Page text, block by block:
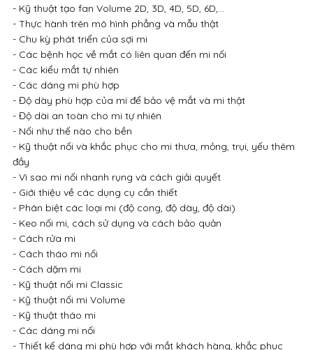
- Kỹ thuật tạo fan Volume 2D, 3D, 4D, 5D, 6D,…
- Thực hành trên mô hình phẳng và mẫu thật
- Chu kỳ phát triển của sợi mi
- Các bệnh học về mắt có liên quan đến mi nối
- Các kiểu mắt tự nhiên
- Các dáng mi phù hợp
- Độ dày phù hợp của mi để bảo vệ mắt và mi thật
- Độ dài an toàn cho mi tự nhiên
- Nối như thế nào cho bền
- Kỹ thuật nối và khắc phục cho mi thưa, mỏng, trụi, yếu thêm
đầy
- Vì sao mi nối nhanh rụng và cách giải quyết
- Giới thiệu về các dụng cụ cần thiết
- Phân biệt các loại mi (độ cong, độ dày, độ dài)
- Keo nối mi, cách sử dụng và cách bảo quản
- Cách rửa mi
- Cách tháo mi nối
- Cách dặm mi
- Kỹ thuật nối mi Classic
- Kỹ thuật nối mi Volume
- Kỹ thuật tháo mi
- Các dáng mi nối
- Thiết kế dáng mi phù hợp với mắt khách hàng, khắc phục